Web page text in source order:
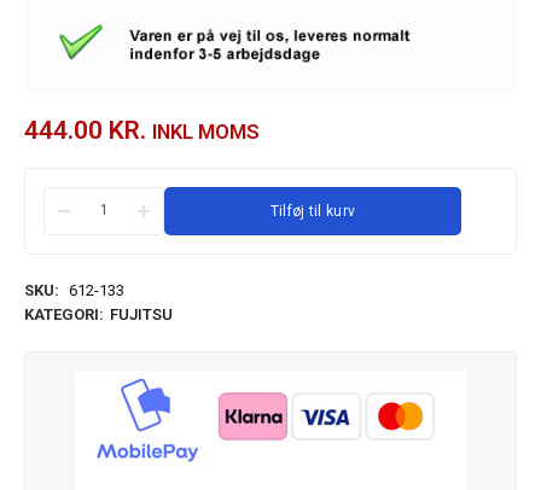
444.00 KR. INKL MOMS
Tilføj til kurv
SKU: 612-133
KATEGORI: FUJITSU